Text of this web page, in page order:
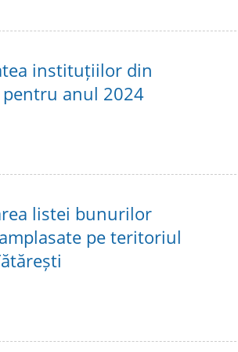
instituțiilor din
anul 2024
listei bunurilor
pe teritoriul